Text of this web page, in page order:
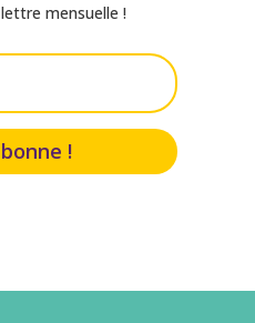
mensuelle !
!